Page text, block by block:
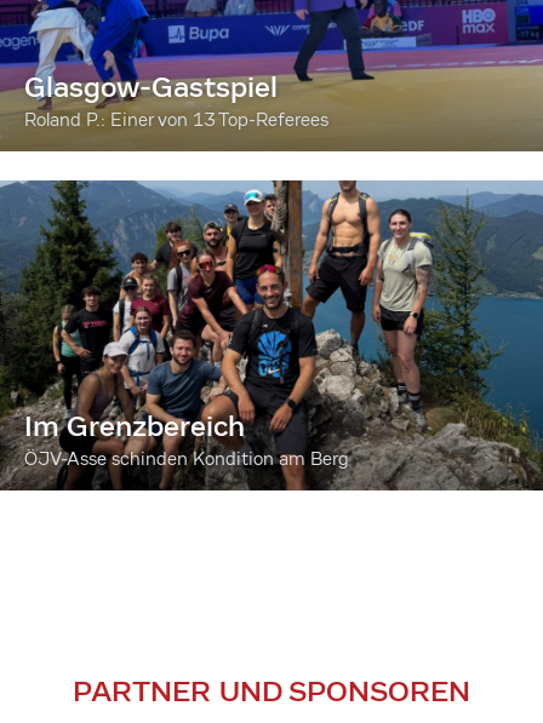
Glasgow-Gastspiel
Roland P.: Einer von 13 Top-Referees
Im Grenzbereich
ÖJV-Asse schinden Kondition am Berg
PARTNER UND SPONSOREN